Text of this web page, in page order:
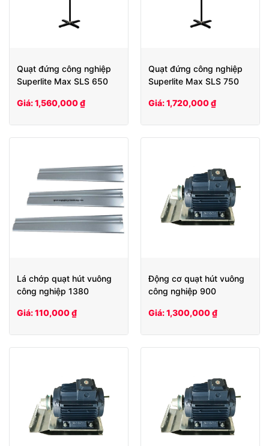
Quạt đứng công nghiệp
Superlite Max SLS 650
Giá: 1,560,000 ₫
Quạt đứng công nghiệp
Superlite Max SLS 750
Giá: 1,720,000 ₫
Lá chớp quạt hút vuông
công nghiệp 1380
Giá: 110,000 ₫
Động cơ quạt hút vuông
công nghiệp 900
Giá: 1,300,000 ₫